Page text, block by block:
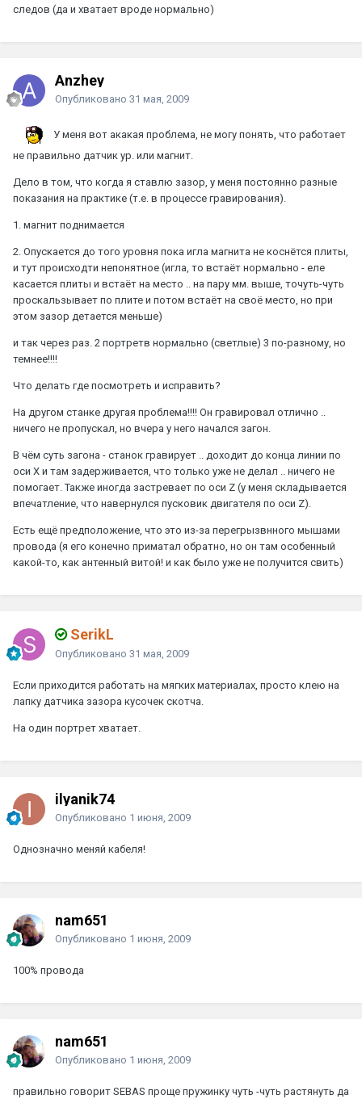
следов (да и хватает вроде нормально)
Anzhey
Опубликовано 31 мая, 2009
У меня вот акакая проблема, не могу понять, что работает
не правильно датчик ур. или магнит.
Дело в том, что когда я ставлю зазор, у меня постоянно разные
показания на практике (т.е. в процессе гравирования).
1. магнит поднимается
2. Опускается до того уровня пока игла магнита не коснётся плиты,
и тут происходти непонятное (игла, то встаёт нормально - еле
касается плиты и встаёт на место .. на пару мм. выше, точуть-чуть
проскальзывает по плите и потом встаёт на своё место, но при
этом зазор детается меньше)
и так через раз. 2 портретв нормально (светлые) 3 по-разному, но
темнее!!!!
Что делать где посмотреть и исправить?
На другом станке другая проблема!!!! Он гравировал отлично ..
ничего не пропускал, но вчера у него начался загон.
В чём суть загона - станок гравирует .. доходит до конца линии по
оси X и там задерживается, что только уже не делал .. ничего не
помогает. Также иногда застревает по оси Z (у меня складывается
впечатление, что навернулся пусковик двигателя по оси Z).
Есть ещё предположение, что это из-за перегрызвнного мышами
провода (я его конечно приматал обратно, но он там особенный
какой-то, как антенный витой! и как было уже не получится свить)
SerikL
Опубликовано 31 мая, 2009
Если приходится работать на мягких материалах, просто клею на
лапку датчика зазора кусочек скотча.
На один портрет хватает.
ilyanik74
Опубликовано 1 июня, 2009
Однозначно меняй кабеля!
nam651
Опубликовано 1 июня, 2009
100% провода
nam651
Опубликовано 1 июня, 2009
правильно говорит SEBAS проще пружинку чуть -чуть растянуть да